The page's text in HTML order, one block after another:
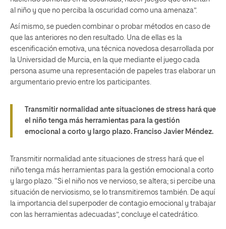
al niño y que no perciba la oscuridad como una amenaza”.
Así mismo, se pueden combinar o probar métodos en caso de
que las anteriores no den resultado. Una de ellas es la
escenificación emotiva, una técnica novedosa desarrollada por
la Universidad de Murcia, en la que mediante el juego cada
persona asume una representación de papeles tras elaborar un
argumentario previo entre los participantes.
Transmitir normalidad ante situaciones de stress hará que
el niño tenga más herramientas para la gestión
emocional a corto y largo plazo. Franciso Javier Méndez.
Transmitir normalidad ante situaciones de stress hará que el
niño tenga más herramientas para la gestión emocional a corto
y largo plazo. “Si el niño nos ve nervioso, se altera; si percibe una
situación de nerviosismo, se lo transmitiremos también. De aquí
la importancia del superpoder de contagio emocional y trabajar
con las herramientas adecuadas”, concluye el catedrático.